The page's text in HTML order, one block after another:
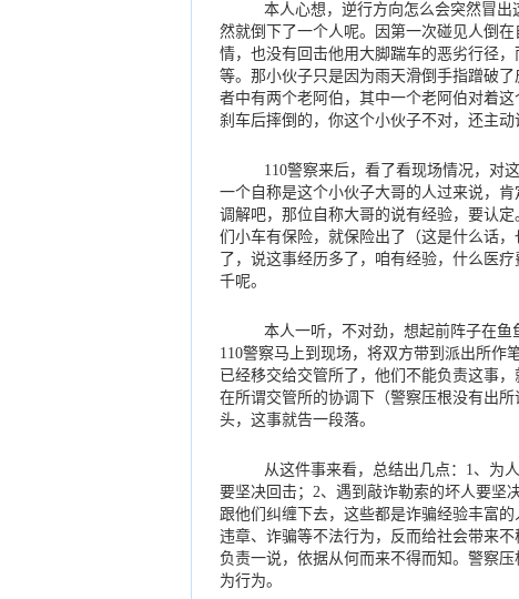
本人心想，逆行方向怎么会突然冒出
然就倒下了一个人呢。因第一次碰见人倒
情，也没有回击他用大脚踹车的恶劣行径
等。那小伙子只是因为雨天滑倒手指蹭破
者中有两个老阿伯，其中一个老阿伯对着
刹车后摔倒的，你这个小伙子不对，还主动
110警察来后，看了看现场情况，对
一个自称是这个小伙子大哥的人过来说，
调解吧，那位自称大哥的说有经验，要认
们小车有保险，就保险出了（这是什么话
了，说这事经历多了，咱有经验，什么医
千呢。
本人一听，不对劲，想起前阵子在鱼
110警察马上到现场，将双方带到派出所作
已经移交给交管所了，他们不能负责这事
在所谓交管所的协调下（警察压根没有出
头，这事就告一段落。
从这件事来看，总结出几点：1、为
要坚决回击；2、遇到敲诈勒索的坏人要坚
跟他们纠缠下去，这些都是诈骗经验丰富
违章、诈骗等不法行为，反而给社会带来
负责一说，依据从何而来不得而知。警察
为行为。